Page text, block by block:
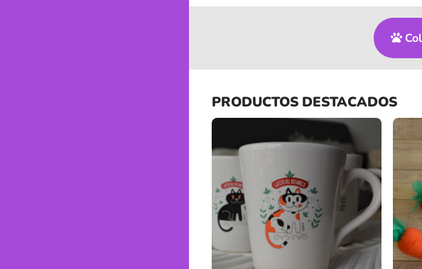
PRODUCTOS DESTACADOS